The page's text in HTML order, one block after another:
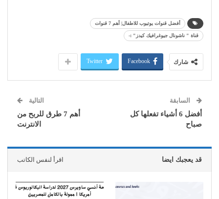
أفضل قنوات يوتيوب للاطفال| أهم 7 قنوات
قناة " ناشونال جيوغرافيك كيدز" :-
شارك Facebook
Twitter
السابقة
أفضل 6 أشياء تفعلها كل
صباح
التالية
أهم 7 طرق للربح من
الانترنت
قد يعجبك ايضا اقرأ لنفس الكاتب